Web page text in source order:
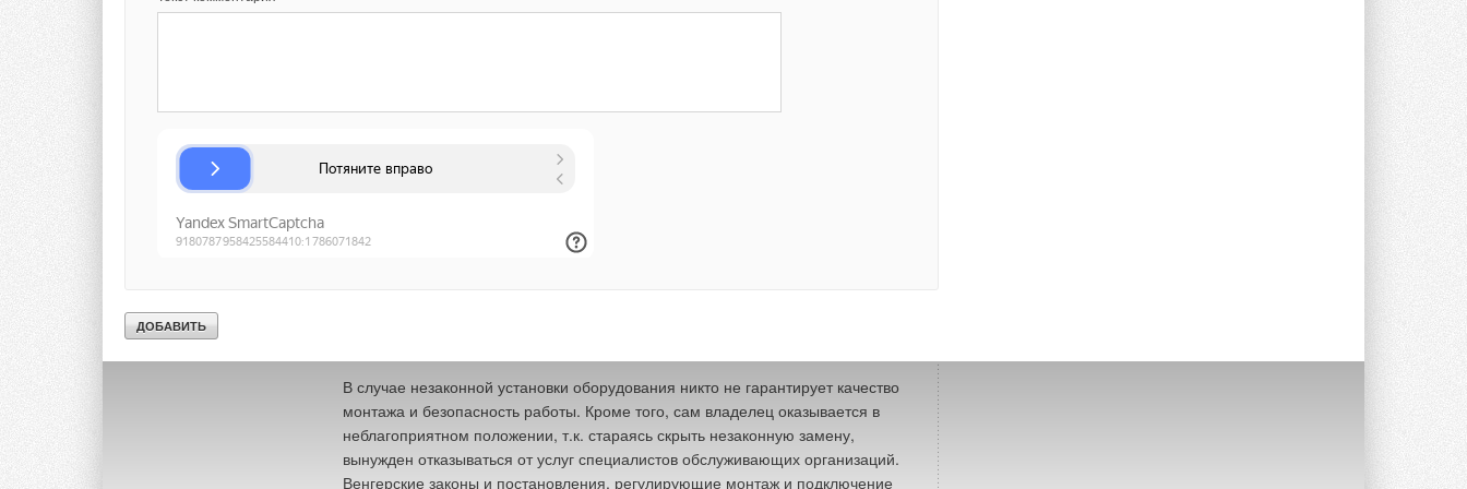
балансировочного клапана
строя в самый разгар отопительного сезона. Если требуется немедленная
В результате у потребителя существует только две возможности выхода из
морально устаревшую систему отопления еще на 20 лет, или установить
В случае незаконной установки оборудования никто не гарантирует качество
монтажа и безопасность работы. Кроме того, сам владелец оказывается в
неблагоприятном положении, т.к. стараясь скрыть незаконную замену,
вынужден отказываться от услуг специалистов обслуживающих организаций.
Венгерские законы и постановления, регулирующие монтаж и подключение